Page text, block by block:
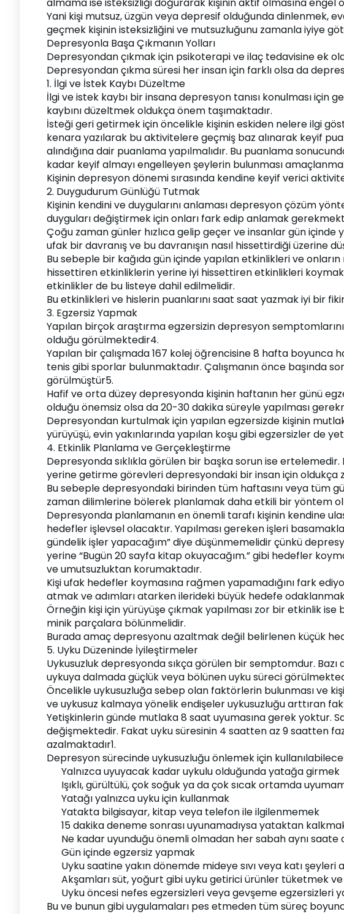
Yani kişi mutsuz, üzgün veya depresif olduğunda dinlenmek,
geçmek kişinin isteksizliğini ve mutsuzluğunu zamanla iyiye
Depresyonla Başa Çıkmanın Yolları
Depresyondan çıkmak için psikoterapi ve ilaç tedavisine ek
Depresyondan çıkma süresi her insan için farklı olsa da
1. İlgi ve İstek Kaybı Düzeltme
İlgi ve istek kaybı bir insana depresyon tanısı konulması
kaybını düzeltmek oldukça önem taşımaktadır.
İsteği geri getirmek için öncelikle kişinin eskiden nelere ilgi
kenara yazılarak bu aktivitelere geçmiş baz alınarak keyif
alındığına dair puanlama yapılmalıdır. Bu puanlama
kadar keyif almayı engelleyen şeylerin bulunması
Kişinin depresyon dönemi sırasında kendine keyif verici
2. Duygudurum Günlüğü Tutmak
Kişinin kendini ve duygularını anlaması depresyon çözüm
duyguları değiştirmek için onları fark edip anlamak
Çoğu zaman günler hızlıca gelip geçer ve insanlar gün
ufak bir davranış ve bu davranışın nasıl hissettirdiği üzerine
Bu sebeple bir kağıda gün içinde yapılan etkinlikleri ve
hissettiren etkinliklerin yerine iyi hissettiren etkinlikleri
etkinlikler de bu listeye dahil edilmelidir.
Bu etkinlikleri ve hislerin puanlarını saat saat yazmak iyi bir
3. Egzersiz Yapmak
Yapılan birçok araştırma egzersizin depresyon
olduğu görülmektedir4.
Yapılan bir çalışmada 167 kolej öğrencisine 8 hafta boyunca
tenis gibi sporlar bulunmaktadır. Çalışmanın önce başında
görülmüştür5.
Hafif ve orta düzey depresyonda kişinin haftanın her günü
olduğu önemsiz olsa da 20-30 dakika süreyle yapılması
Depresyondan kurtulmak için yapılan egzersizde kişinin
yürüyüşü, evin yakınlarında yapılan koşu gibi egzersizler de
4. Etkinlik Planlama ve Gerçekleştirme
Depresyonda sıklıkla görülen bir başka sorun ise
yerine getirme görevleri depresyondaki bir insan için oldukça
Bu sebeple depresyondaki birinden tüm haftasını veya tüm
zaman dilimlerine bölerek planlamak daha etkili bir yöntem
Depresyonda planlamanın en önemli tarafı kişinin kendine
hedefler işlevsel olacaktır. Yapılması gereken işleri
gündelik işler yapacağım” diye düşünmemelidir çünkü
yerine “Bugün 20 sayfa kitap okuyacağım.” gibi hedefler
ve umutsuzluktan korumaktadır.
Kişi ufak hedefler koymasına rağmen yapamadığını fark
atmak ve adımları atarken ilerideki büyük hedefe
Örneğin kişi için yürüyüşe çıkmak yapılması zor bir etkinlik
minik parçalara bölünmelidir.
Burada amaç depresyonu azaltmak değil belirlenen küçük
5. Uyku Düzeninde İyileştirmeler
Uykusuzluk depresyonda sıkça görülen bir semptomdur.
uykuya dalmada güçlük veya bölünen uyku süreci
Öncelikle uykusuzluğa sebep olan faktörlerin bulunması ve
ve uykusuz kalmaya yönelik endişeler uykusuzluğu arttıran
Yetişkinlerin günde mutlaka 8 saat uyumasına gerek yoktur.
değişmektedir. Fakat uyku süresinin 4 saatten az 9 saatten
azalmaktadır1.
Depresyon sürecinde uykusuzluğu önlemek için
Yalnızca uyuyacak kadar uykulu olduğunda yatağa girmek
Işıklı, gürültülü, çok soğuk ya da çok sıcak ortamda
Yatağı yalnızca uyku için kullanmak
Yatakta bilgisayar, kitap veya telefon ile ilgilenmemek
15 dakika deneme sonrası uyunamadıysa yataktan
Ne kadar uyunduğu önemli olmadan her sabah aynı
Gün içinde egzersiz yapmak
Uyku saatine yakın dönemde mideye sıvı veya katı şeyleri
Akşamları süt, yoğurt gibi uyku getirici ürünler tüketmek ve
Uyku öncesi nefes egzersizleri veya gevşeme egzersizleri
Bu ve bunun gibi uygulamaları pes etmeden tüm süreç